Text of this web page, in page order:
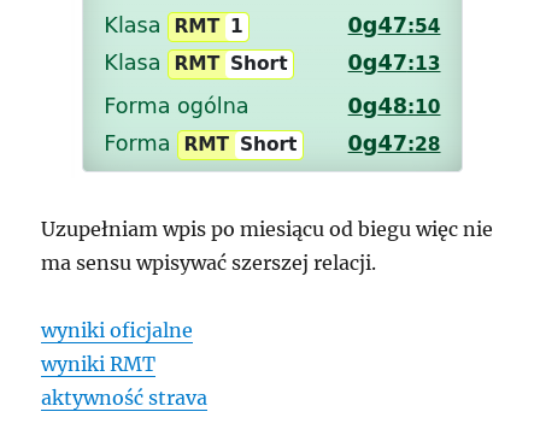
Uzupełniam wpis po miesiącu od biegu więc nie
ma sensu wpisywać szerszej relacji.
wyniki oficjalne
wyniki RMT
aktywność strava